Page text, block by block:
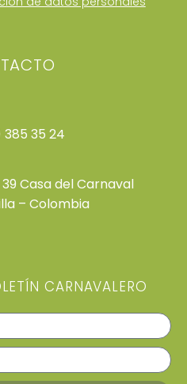
35 24
Casa del Carnaval
– Colombia
CARNAVALERO